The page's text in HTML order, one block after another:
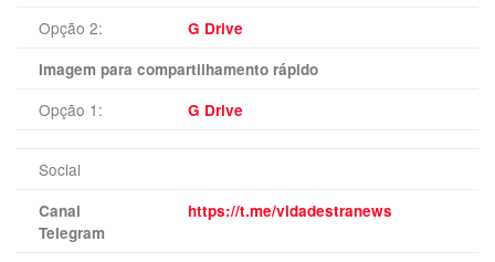
Opção 2:
G Drive
Imagem para compartilhamento rápido
Opção 1: G Drive
Social
Canal
Telegram
https://t.me/vidadestranews